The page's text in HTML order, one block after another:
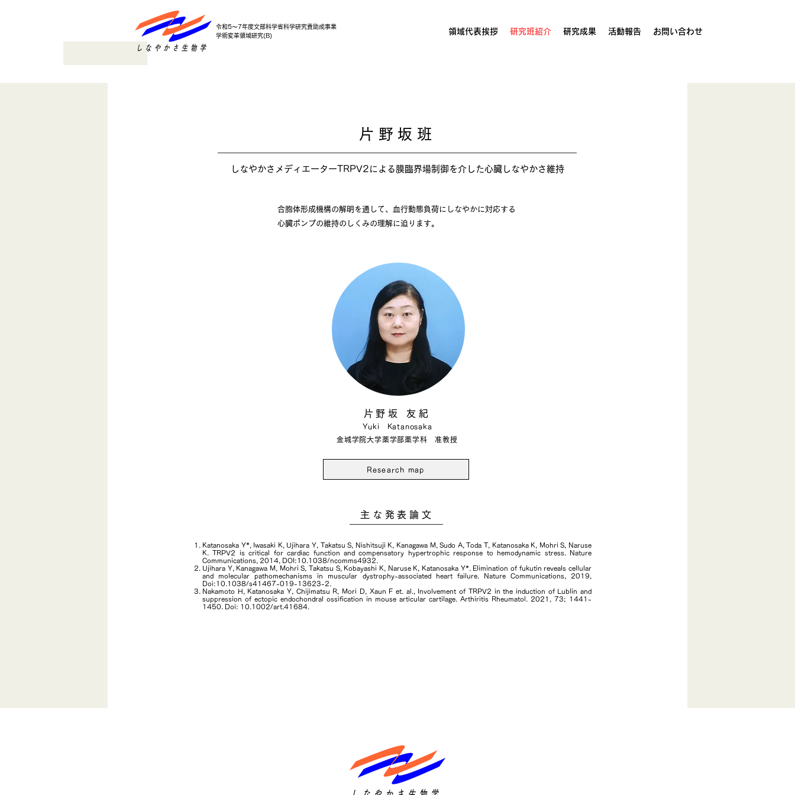
令和5～7年度文部科学省科学研究費助成事業
学術変革領域研究(B)
領域代表挨拶 研究班紹介 研究成果 活動報告 お問い合わせ
合胞体形成機構の解明を通して、血行動態負荷にしなやかに対応する
心臓ポンプの維持のしくみの理解に迫ります。
片野坂 友紀
Yuki Katanosaka
金城学院大学薬学部薬学科 准教授
Research map
主な発表論文
Katanosaka Y*, Iwasaki K, Ujihara Y, Takatsu S, Nishitsuji K, Kanagawa M, Sudo A, Toda T, Katanosaka K, Mohri S, Naruse
K. TRPV2 is critical for cardiac function and compensatory hypertrophic response to hemodynamic stress. Nature
Communications, 2014, DOI:10.1038/ncomms4932.
Ujihara Y, Kanagawa M, Mohri S, Takatsu S, Kobayashi K, Naruse K, Katanosaka Y*. Elimination of fukutin reveals cellular
and molecular pathomechanisms in muscular dystrophy-associated heart failure. Nature Communications, 2019,
Doi:10.1038/s41467-019-13623-2.
Nakamoto H, Katanosaka Y, Chijimatsu R, Mori D, Xaun F et. al., Involvement of TRPV2 in the induction of Lublin and
suppression of ectopic endochondral ossification in mouse articular cartilage. Arthiritis Rheumatol. 2021, 73; 1441-
1450. Doi: 10.1002/art.41684.
片野坂班
しなやかさメディエーターTRPV2による膜臨界場制御を介した心臓しなやかさ維持